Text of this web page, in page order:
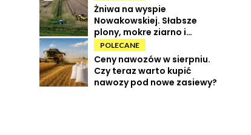
Żniwa na wyspie
Nowakowskiej. Słabsze
plony, mokre ziarno i
wysokie koszty
POLECANE
Ceny nawozów w sierpniu.
Czy teraz warto kupić
nawozy pod nowe zasiewy?